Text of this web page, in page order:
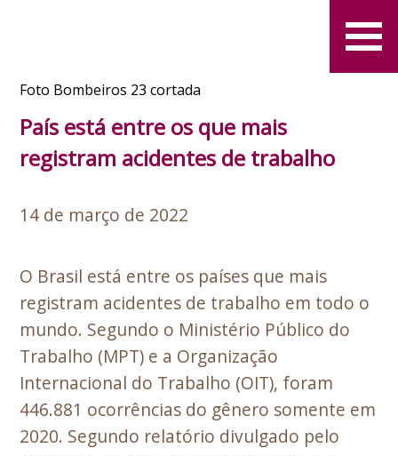
Foto Bombeiros 23 cortada
País está entre os que mais
registram acidentes de trabalho
14 de março de 2022
O Brasil está entre os países que mais
registram acidentes de trabalho em todo o
mundo. Segundo o Ministério Público do
Trabalho (MPT) e a Organização
Internacional do Trabalho (OIT), foram
446.881 ocorrências do gênero somente em
2020. Segundo relatório divulgado pelo